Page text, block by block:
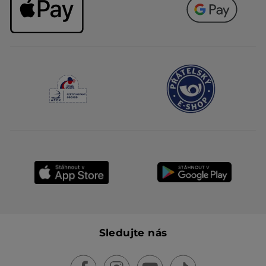
Sledujte nás